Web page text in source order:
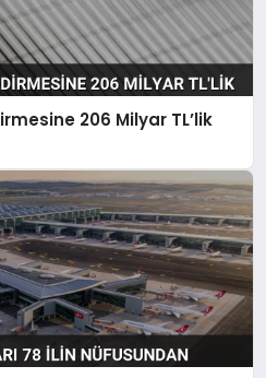
206 Milyar TL’lik